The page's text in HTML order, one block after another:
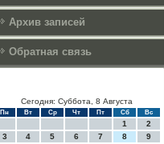
Архив записей
Обратная связь
Сегодня: Суббота, 8 Августа
Пн Вт Ср Чт Пт Сб Вс
1
2
3
4 5 6 7 8
9